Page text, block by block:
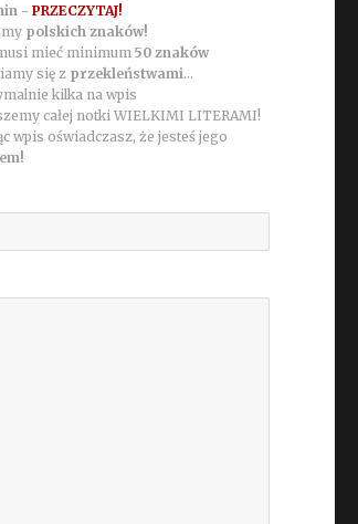
- PRZECZYTAJ!
polskich znaków!
mieć minimum 50 znaków
się z przekleństwami...
kilka na wpis
całej notki WIELKIMI LITERAMI!
wpis oświadczasz, że jesteś jego